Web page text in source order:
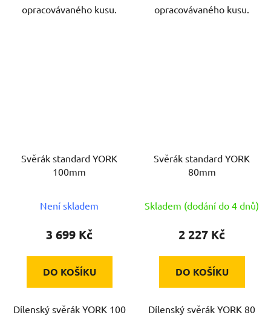
opracovávaného kusu.
opracovávaného kusu.
Svěrák standard YORK
100mm
Není skladem
3 699 Kč
DO KOŠÍKU
Dílenský svěrák YORK 100
Svěrák standard YORK
80mm
Skladem (dodání do 4 dnů)
2 227 Kč
DO KOŠÍKU
Dílenský svěrák YORK 80